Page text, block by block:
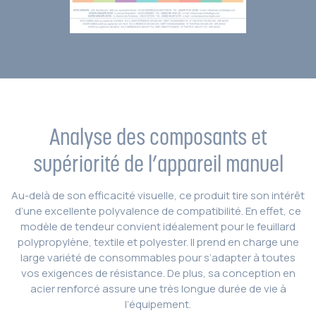
Analyse des composants et
supériorité de l’appareil manuel
Au-delà de son efficacité visuelle, ce produit tire son intérêt
d’une excellente polyvalence de compatibilité. En effet, ce
modèle de tendeur convient idéalement pour le feuillard
polypropylène, textile et polyester. Il prend en charge une
large variété de consommables pour s’adapter à toutes
vos exigences de résistance. De plus, sa conception en
acier renforcé assure une très longue durée de vie à
l’équipement.